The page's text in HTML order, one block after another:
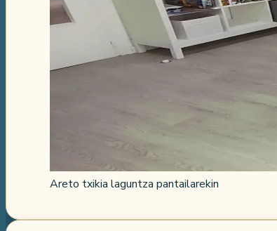
Areto txikia laguntza pantailarekin